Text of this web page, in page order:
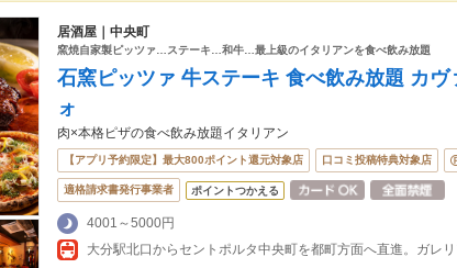
居酒屋｜中央町
窯焼自家製ピッツァ…ステーキ…和牛…最上級のイタリアンを食べ飲み放題
石窯ピッツァ 牛ステーキ 食べ飲み放題 カヴ
ォ
肉×本格ピザの食べ飲み放題イタリアン
【アプリ予約限定】最大800ポイント還元対象店 口コミ投稿特典対象店
適格請求書発行事業者 ポイントつかえる
4001～5000円